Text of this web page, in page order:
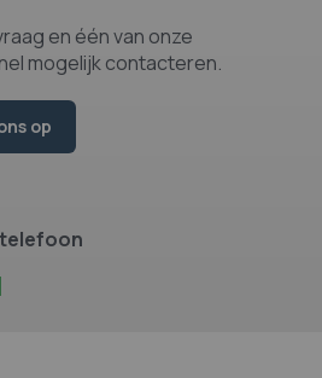
en één van onze
mogelijk contacteren.
op